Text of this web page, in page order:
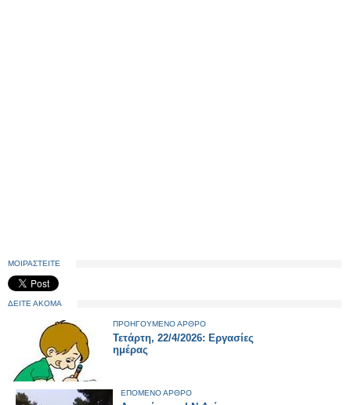
ΜΟΙΡΑΣΤΕΙΤΕ
ΔΕΙΤΕ ΑΚΟΜΑ
ΠΡΟΗΓΟΥΜΕΝΟ ΑΡΘΡΟ
Τετάρτη, 22/4/2026: Εργασίες
ημέρας
ΕΠΟΜΕΝΟ ΑΡΘΡΟ